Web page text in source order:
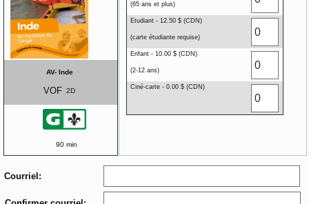
AV- Inde
VOF 2D
90 min
(65 ans et plus)
Etudiant - 12.50 $ (CDN)
(carte étudiante requise)
Enfant - 10.00 $ (CDN)
(2-12 ans)
Ciné-carte - 0.00 $ (CDN)
Courriel: